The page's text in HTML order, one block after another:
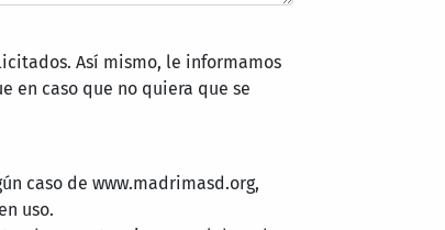
Así mismo, le informamos
en caso que no quiera que se
caso de www.madrimasd.org,
uso.